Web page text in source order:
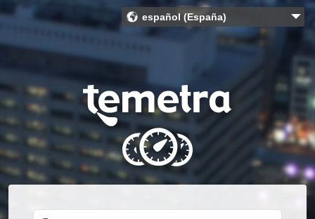
español (España)